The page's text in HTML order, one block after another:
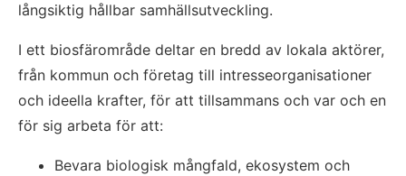
långsiktig hållbar samhällsutveckling.
I ett biosfärområde deltar en bredd av lokala aktörer,
från kommun och företag till intresseorganisationer
och ideella krafter, för att tillsammans och var och en
för sig arbeta för att:
Bevara biologisk mångfald, ekosystem och